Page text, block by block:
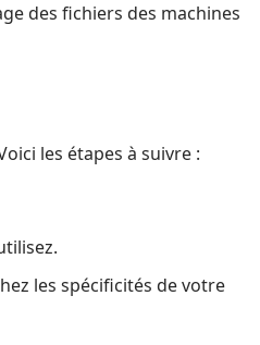
des fichiers des machines
les étapes à suivre :
les spécificités de votre